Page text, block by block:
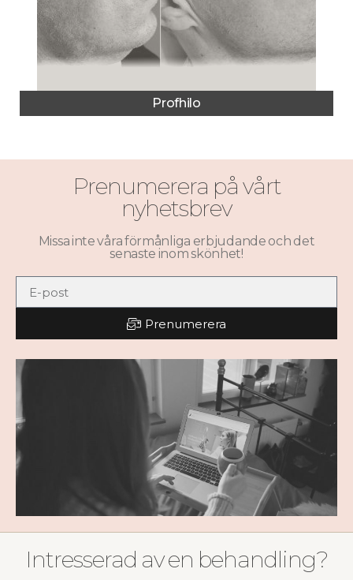
Profhilo
Prenumerera på vårt
nyhetsbrev
Missa inte våra förmånliga erbjudande och det
senaste inom skönhet!
Prenumerera
Intresserad av en behandling?